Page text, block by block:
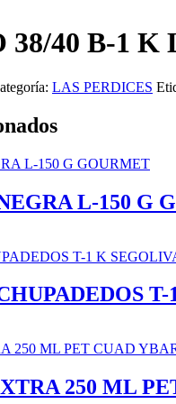
38/40 B-1 K
LAS PERDICES
L-150 G
250 ML